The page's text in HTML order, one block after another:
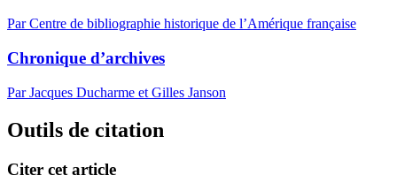
Par Centre de bibliographie historique de l’Amérique française
Chronique d’archives
Par Jacques Ducharme et Gilles Janson
Outils de citation
Citer cet article